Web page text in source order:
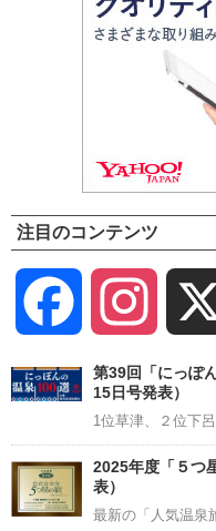
注目のコンテンツ
Facebook
第39回「にっぽ
15日号発表）
1位草津、２位下
2025年度「５つ
表）
最新の「人気温泉